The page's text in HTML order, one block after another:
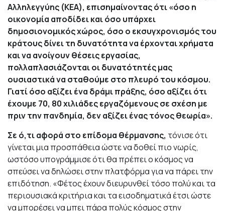
Αλληλεγγύης (ΚΕΑ), επισημαίνοντας ότι «όσο η
οικονομία αποδίδει και όσο υπάρχει
δημοσιονομικός χώρος, όσο ο εκσυγχρονισμός του
κράτους δίνει τη δυνατότητα να έρχονται χρήματα
και να ανοίγουν θέσεις εργασίας,
πολλαπλασιάζονται οι δυνατότητές μας
ουσιαστικά να σταθούμε στο πλευρό του κόσμου.
Γιατί όσο αξίζει ένα δράμι πράξης, όσο αξίζει ότι
έχουμε 70, 80 χιλιάδες εργαζόμενους σε σχέση με
πριν την πανδημία, δεν αξίζει ένας τόνος θεωρία».
Σε ό,τι αφορά στο επίδομα θέρμανσης, τόνισε ότι
γίνεται μια προσπάθεια ώστε να δοθεί πιο νωρίς,
ωστόσο υπογράμμισε ότι θα πρέπει ο κόσμος να
σπεύσει να δηλώσει στην πλατφόρμα για να πάρει την
επιδότηση. «Φέτος έχουν διευρυνθεί τόσο πολύ και τα
περιουσιακά κριτήρια και τα εισοδηματικά έτσι ώστε
να μπορέσει να μπει πάρα πολύς κόσμος στην